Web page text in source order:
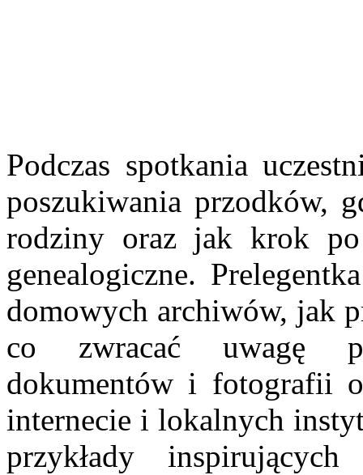
Podczas spotkania
poszukiwania przodków,
rodziny oraz jak krok po
genealogiczne.
domowych archiwów, jak
co zwracać uwagę
dokumentów i fotografii
internecie i lokalnych
przykłady